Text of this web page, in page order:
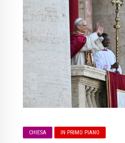
CHIESA IN PRIMO PIANO